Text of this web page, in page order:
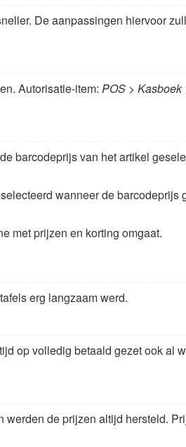
De aanpassingen hiervoor
Autorisatie-item: POS >
barcodeprijs van het artikel
wanneer de barcodeprijs
met prijzen en korting omgaat.
erg langzaam werd.
op volledig betaald gezet ook al
de prijzen altijd hersteld.